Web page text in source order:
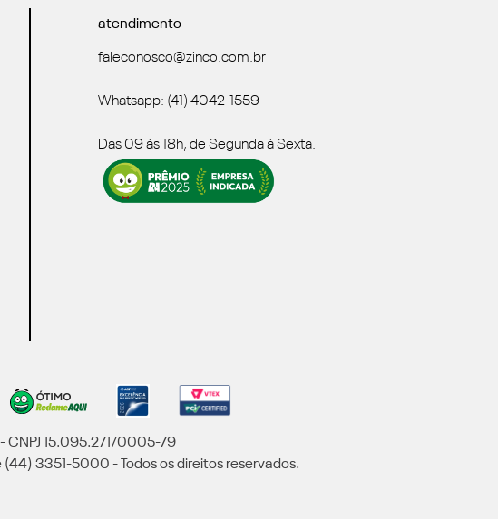
atendimento
faleconosco@zinco.com.br
Whatsapp: (41) 4042-1559
Das 09 às 18h, de Segunda à Sexta.
CNPJ 15.095.271/0005-79
(44) 3351-5000 - Todos os direitos reservados.